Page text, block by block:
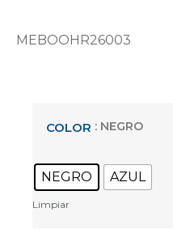
MEBOOHR26003
COLOR : NEGRO
NEGRO AZUL
Limpiar